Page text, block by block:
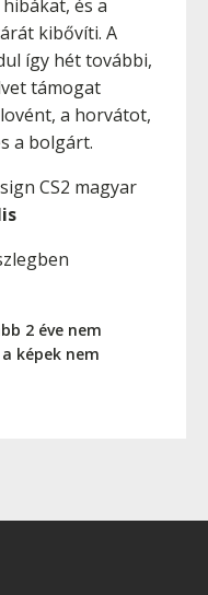
és a
kibővíti. A
így hét további,
támogat
a horvátot,
a bolgárt.
CS2 magyar
2 éve nem
képek nem